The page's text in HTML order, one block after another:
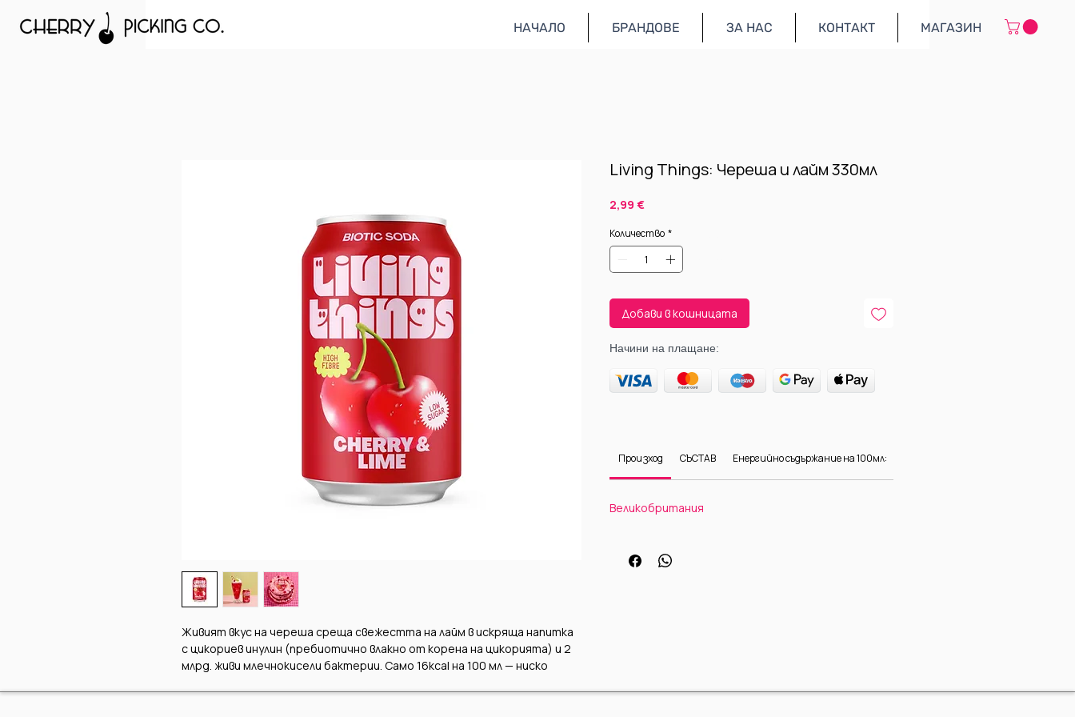
НАЧАЛО БРАНДОВЕ ЗА НАС КОНТАКТ МАГАЗИН
Живият вкус на череша среща свежестта на лайм в искряща напитка
с цикориев инулин (пребиотично влакно от корена на цикорията) и 2
млрд. живи млечнокисели бактерии. Само 16kcal на 100 мл — ниско
Living Things: Череша и лайм 330мл
2,99 €Цена
Количество *
Добави в кошницата
Начини на плащане:
Произход СЪСТАВ Енергийно съдържание на 100мл:
Великобритания